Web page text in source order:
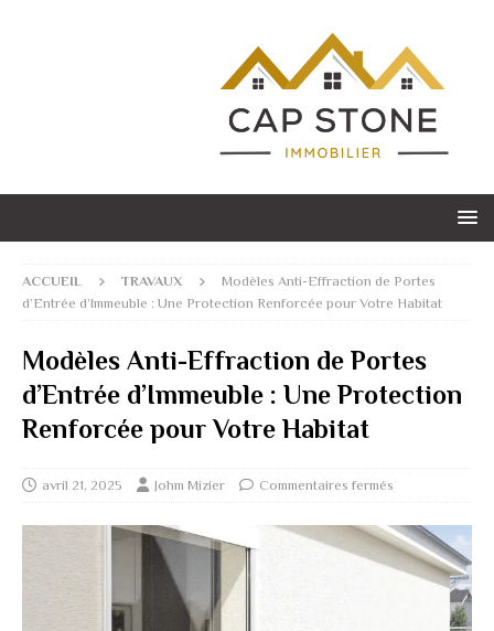
ACCUEIL TRAVAUX
Modèles Anti-Effraction de Portes
d’Entrée d’Immeuble : Une Protection Renforcée pour Votre Habitat
Modèles Anti-Effraction de Portes
d’Entrée d’Immeuble : Une Protection
Renforcée pour Votre Habitat
avril 21, 2025 Johm Mizier Commentaires fermés